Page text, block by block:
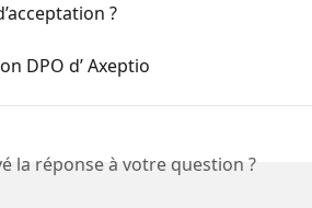
?
DPO d’ Axeptio
la réponse à votre question ?